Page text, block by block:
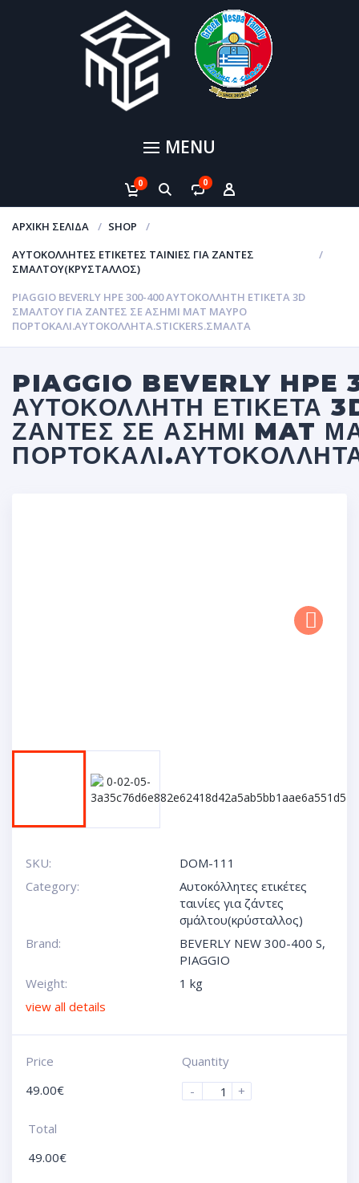
MENU
0 0
ΑΡΧΙΚΉ ΣΕΛΊΔΑ
SHOP
ΑΥΤΟΚΌΛΛΗΤΕΣ ΕΤΙΚΈΤΕΣ ΤΑΙΝΊΕΣ ΓΙΑ ΖΆΝΤΕΣ
ΣΜΆΛΤΟΥ(ΚΡΎΣΤΑΛΛΟΣ)
PIAGGIO BEVERLY HPE 300-400 ΑΥΤΟΚΌΛΛΗΤΗ ΕΤΙΚΈΤΑ 3D
ΣΜΆΛΤΟΥ ΓΙΑ ΖΆΝΤΕΣ ΣΕ ΑΣΗΜΊ MAT ΜΑΎΡΟ
ΠΟΡΤΟΚΑΛΊ.ΑΥΤΟΚΌΛΛΗΤΑ.STICKERS.ΣΜΑΛΤΑ
PIAGGIO BEVERLY HPE
ΑΥΤΟΚΌΛΛΗΤΗ ΕΤΙΚΈΤΑ
ΖΆΝΤΕΣ ΣΕ ΑΣΗΜΊ MAT
SKU:
DOM-111
Category:
Αυτοκόλλητες ετικέτες
ταινίες για ζάντες
σμάλτου(κρύσταλλος)
Brand:
BEVERLY NEW 300-400 S,
PIAGGIO
Weight:
1 kg
view all details
Price
49.00€
Quantity
-
+
Total
49.00€